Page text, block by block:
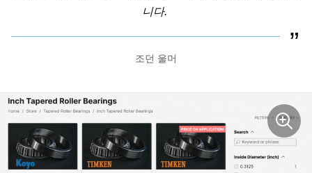
니다.
조던 울머